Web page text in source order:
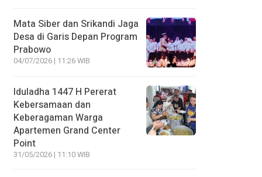
Mata Siber dan Srikandi Jaga
Desa di Garis Depan Program
Prabowo
04/07/2026 | 11:26 WIB
Iduladha 1447 H Pererat
Kebersamaan dan
Keberagaman Warga
Apartemen Grand Center
Point
31/05/2026 | 11:10 WIB